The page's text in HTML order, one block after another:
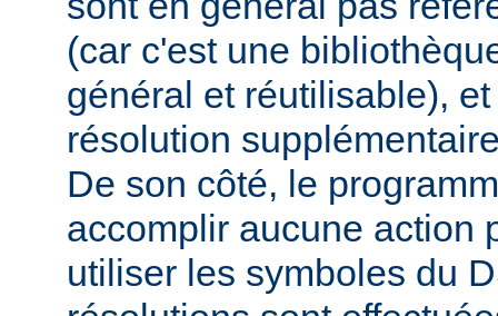
(car c'est une
général et réutilisable),
résolution
De son côté, le
accomplir aucune action
utiliser les symboles du